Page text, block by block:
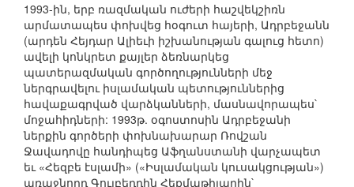
1993-ին, երբ ռազմական ուժերի հաշվեկշիռն
արմատապես փոխվեց հօգուտ հայերի, Ադրբեջանն
(արդեն Հեյդար Ալիեւի իշխանության գալուց հետո)
ավելի կոնկրետ քայլեր ձեռնարկեց
պատերազմական գործողությունների մեջ
ներգրավելու իսլամական պետություններից
հավաքագրված վարձկանների, մասնավորապես`
մոջահիդների: 1993թ. օգոստոսին Ադրբեջանի
ներքին գործերի փոխնախարար Ռովշան
Ջավադովը հանդիպեց Աֆղանստանի վարչապետ
եւ «Հեզբե էսլամի» («Իսլամական կուսակցության»)
առաջնորդ Գուլբեդդին Հեքմաթիյարին`